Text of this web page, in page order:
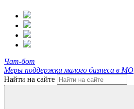
Чат-бот
Меры поддержки малого бизнеса в МО
Найти на сайте